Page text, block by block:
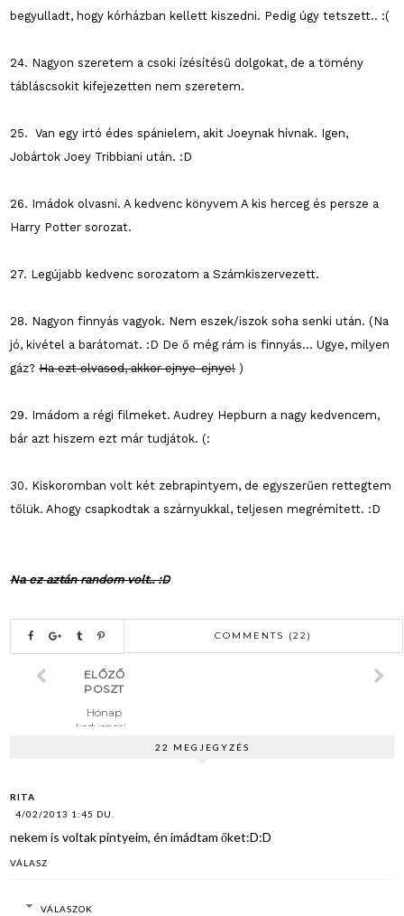
begyulladt, hogy kórházban kellett kiszedni. Pedig úgy tetszett.. :(
24. Nagyon szeretem a csoki ízésítésű dolgokat, de a tömény
tábláscsokit kifejezetten nem szeretem.
25. Van egy irtó édes spánielem, akit Joeynak hívnak. Igen,
Jobártok Joey Tribbiani után. :D
26. Imádok olvasni. A kedvenc könyvem A kis herceg és persze a
Harry Potter sorozat.
27. Legújabb kedvenc sorozatom a Számkiszervezett.
28. Nagyon finnyás vagyok. Nem eszek/iszok soha senki után. (Na
jó, kivétel a barátomat. :D De ő még rám is finnyás... Ugye, milyen
gáz?Ha ezt olvasod, akkor ejnye-ejnye!)
29. Imádom a régi filmeket. Audrey Hepburn a nagy kedvencem,
bár azt hiszem ezt már tudjátok. (:
30. Kiskoromban volt két zebrapintyem, de egyszerűen rettegtem
tőlük. Ahogy csapkodtak a szárnyukkal, teljesen megrémített. :D
Na ez aztán random volt.. :D
COMMENTS (22)
ELŐZŐ
POSZT
Hónap
kedvencei -
22 MEGJEGYZÉS
RITA
4/02/2013 1:45 DU.
nekem is voltak pintyeim, én imádtam őket:D:D
VÁLASZ
VÁLASZOK